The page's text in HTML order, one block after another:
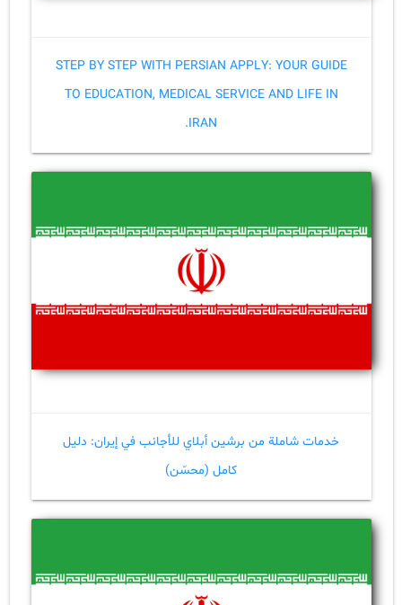
STEP BY STEP WITH PERSIAN APPLY: YOUR GUIDE
TO EDUCATION, MEDICAL SERVICE AND LIFE IN
IRAN.
خدمات شاملة من برشین أبلاي للأجانب في إيران: دليل
كامل (محسّن)